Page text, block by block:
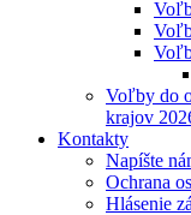
Voľby do
krajov
Kontakty
Napíšte
Ochrana
Hlásenie